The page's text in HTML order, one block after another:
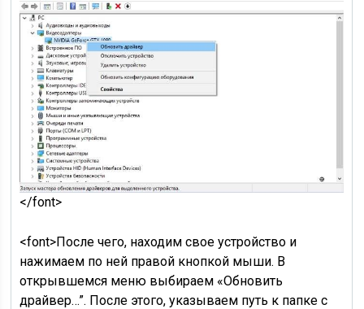
</font>
<font>После чего, находим свое устройство и
нажимаем по ней правой кнопкой мыши. В
открывшемся меню выбираем «Обновить
драйвер…”. После этого, указываем путь к папке с